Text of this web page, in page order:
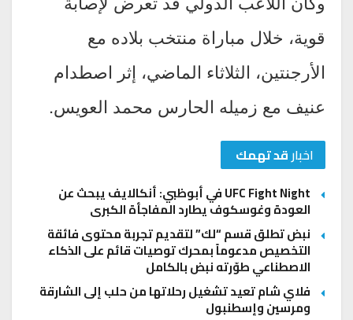
قوية، خلال مباراة منتخب بلاده مع
الأرجنتين، الثلاثاء الماضي، إثر اصطدام
عنيف مع زميله الحارس محمد العويس.
اخبارقد تهمك
UFC Fight Night في أبوظبي: أنكالايف يبحث عن
العودة وغوسكوف يطارد المفاجأة الكبرى
نبض تطلق قسم “لك” لتقديم تجربة محتوى فائقة
التخصيص مدعوماً بمحرك توصيات قائم على الذكاء
الاصطناعي طوّرته نبض بالكامل
فلاي شام تعيد تشغيل رحلاتها من حلب إلى الشارقة
ومرسين وإسطنبول